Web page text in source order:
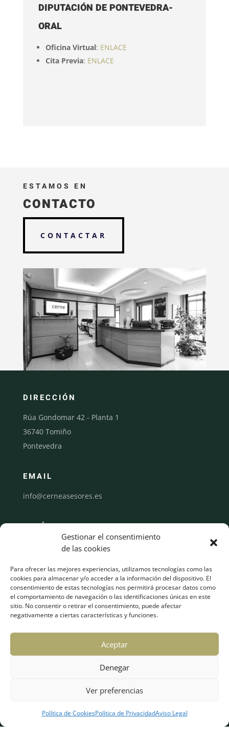
Gestionar el consentimiento
de las cookies
Para ofrecer las mejores experiencias, utilizamos tecnologías como las
cookies para almacenar y/o acceder a la información del dispositivo. El
consentimiento de estas tecnologías nos permitirá procesar datos como
el comportamiento de navegación o las identificaciones únicas en este
sitio. No consentir o retirar el consentimiento, puede afectar
negativamente a ciertas características y funciones.
Aceptar
Denegar
Ver preferencias
Política de CookiesPolítica de PrivacidadAviso Legal
DIPUTACIÓN DE PONTEVEDRA-
ORAL
Oficina Virtual: ENLACE
Cita Previa: ENLACE
ESTAMOS EN
CONTACTO
CONTACTAR
DIRECCIÓN
Rúa Gondomar 42 - Planta 1
36740 Tomiño
Pontevedra
EMAIL
info@cerneasesores.es
TELÉFONO
986 622 146
INICIO
LA FIRMA
EQUIPO
SERVICIOS
NOTICIAS